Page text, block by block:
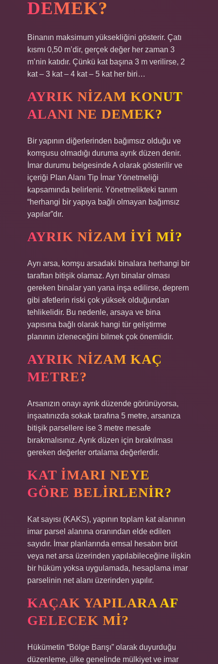
DEMEK?
Binanın maksimum yüksekliğini gösterir. Çatı
kısmı 0,50 m’dir, gerçek değer her zaman 3
m’nin katıdır. Çünkü kat başına 3 m verilirse, 2
kat – 3 kat – 4 kat – 5 kat her biri…
AYRIK NIZAM KONUT
ALANI NE DEMEK?
Bir yapının diğerlerinden bağımsız olduğu ve
komşusu olmadığı duruma ayrık düzen denir.
İmar durumu belgesinde A olarak gösterilir ve
içeriği Plan Alanı Tip İmar Yönetmeliği
kapsamında belirlenir. Yönetmelikteki tanım
“herhangi bir yapıya bağlı olmayan bağımsız
yapılar”dır.
AYRIK NIZAM IYI MI?
Ayrı arsa, komşu arsadaki binalara herhangi bir
taraftan bitişik olamaz. Ayrı binalar olması
gereken binalar yan yana inşa edilirse, deprem
gibi afetlerin riski çok yüksek olduğundan
tehlikelidir. Bu nedenle, arsaya ve bina
yapısına bağlı olarak hangi tür geliştirme
planının izleneceğini bilmek çok önemlidir.
AYRIK NIZAM KAÇ
METRE?
Arsanızın onayı ayrık düzende görünüyorsa,
inşaatınızda sokak tarafına 5 metre, arsanıza
bitişik parsellere ise 3 metre mesafe
bırakmalısınız. Ayrık düzen için bırakılması
gereken değerler ortalama değerlerdir.
KAT IMARI NEYE
GÖRE BELIRLENIR?
Kat sayısı (KAKS), yapının toplam kat alanının
imar parsel alanına oranından elde edilen
sayıdır. İmar planlarında emsal hesabın brüt
veya net arsa üzerinden yapılabileceğine ilişkin
bir hüküm yoksa uygulamada, hesaplama imar
parselinin net alanı üzerinden yapılır.
KAÇAK YAPILARA AF
GELECEK MI?
Hükümetin “Bölge Barışı” olarak duyurduğu
düzenleme, ülke genelinde mülkiyet ve imar